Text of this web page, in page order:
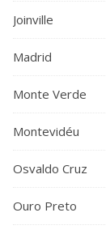
Joinville
Madrid
Monte Verde
Montevidéu
Osvaldo Cruz
Ouro Preto